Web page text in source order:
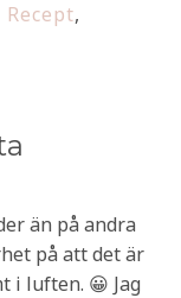
Recept,
än på andra
på att det är
i luften. 😀 Jag